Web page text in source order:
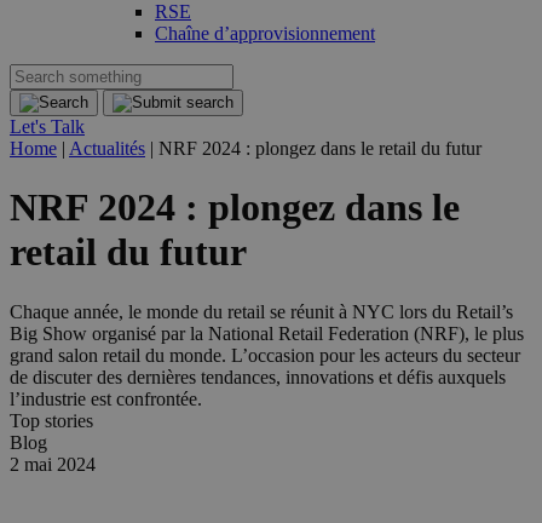
RSE
Chaîne d’approvisionnement
Let's Talk
Home | Actualités | NRF 2024 : plongez dans le retail du futur
NRF 2024 : plongez dans le
retail du futur
Chaque année, le monde du retail se réunit à NYC lors du Retail’s
Big Show organisé par la National Retail Federation (NRF), le plus
grand salon retail du monde. L’occasion pour les acteurs du secteur
de discuter des dernières tendances, innovations et défis auxquels
l’industrie est confrontée.
Top stories
Blog
2 mai 2024